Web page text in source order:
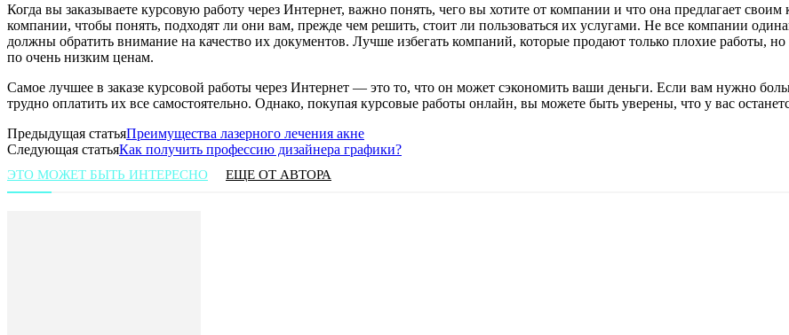
Когда вы заказываете курсовую работу через Интернет, важно понять, чего вы хотите от компании и что она предлагает
компании, чтобы понять, подходят ли они вам, прежде чем решить, стоит ли пользоваться их услугами. Не все компании
должны обратить внимание на качество их документов. Лучше избегать компаний, которые продают только плохие работы,
по очень низким ценам.
Самое лучшее в заказе курсовой работы через Интернет — это то, что он может сэкономить ваши деньги. Если вам нужно
трудно оплатить их все самостоятельно. Однако, покупая курсовые работы онлайн, вы можете быть уверены, что у вас
Предыдущая статьяПреимущества лазерного лечения акне
Следующая статьяКак получить профессию дизайнера графики?
ЭТО МОЖЕТ БЫТЬ ИНТЕРЕСНО ЕЩЕ ОТ АВТОРА